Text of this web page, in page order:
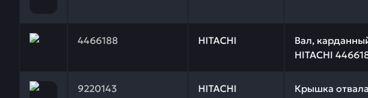
4466188 HITACHI
Вал,
HITACHI
Заказывая запчасти у нас, вы получаете гарантию качества и
9220143 HITACHI
Крышка
Заказывая запчасти у нас, вы получаете гарантию качества и